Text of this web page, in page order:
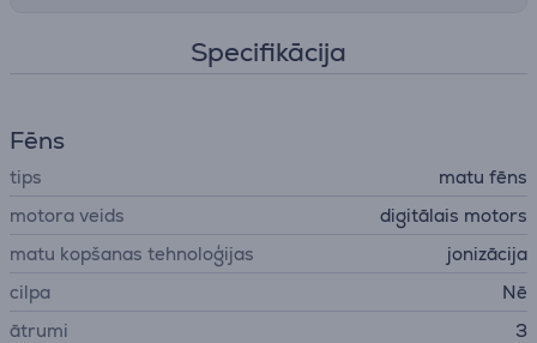
Specifikācija
Fēns
tips
matu fēns
motora veids
digitālais motors
matu kopšanas tehnoloģijas
jonizācija
cilpa
Nē
ātrumi
3